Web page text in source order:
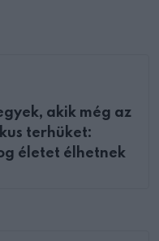
akik még az
terhüket:
életet élhetnek